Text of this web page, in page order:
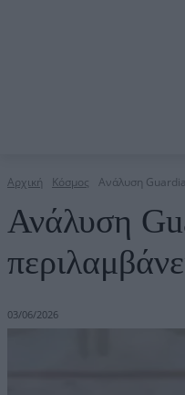
Αρχική Κόσμος Ανάλυση
Ανάλυση
03/06/2026